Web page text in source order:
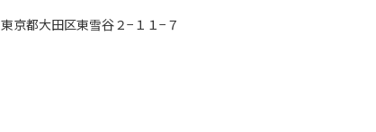
東京都大田区東雪谷２−１１−７